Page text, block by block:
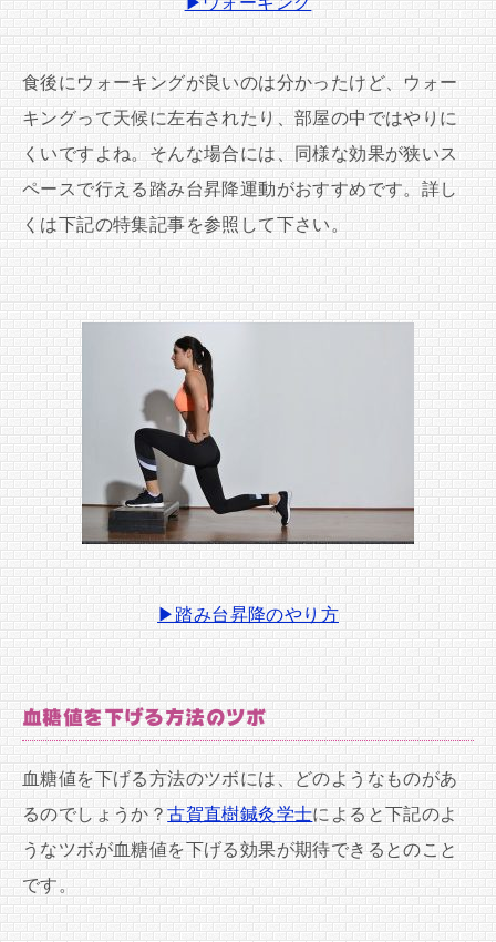
食後にウォーキングが良いのは分かったけど、ウォー
キングって天候に左右されたり、部屋の中ではやりに
くいですよね。そんな場合には、同様な効果が狭いス
ペースで行える踏み台昇降運動がおすすめです。詳し
くは下記の特集記事を参照して下さい。
▶踏み台昇降のやり方
血糖値を下げる方法のツボ
血糖値を下げる方法のツボには、どのようなものがあ
るのでしょうか？古賀直樹鍼灸学士によると下記のよ
うなツボが血糖値を下げる効果が期待できるとのこと
です。